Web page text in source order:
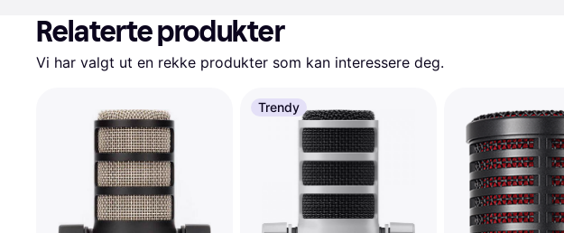
Relaterte produkter
Vi har valgt ut en rekke produkter som kan interessere deg.
Trendy